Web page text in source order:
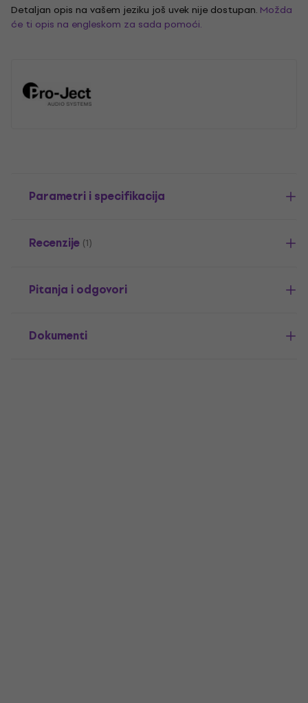
Detaljan opis na vašem jeziku još uvek nije dostupan. Možda
će ti opis na engleskom za sada pomoći.
Parametri i specifikacija
Recenzije (1)
Pitanja i odgovori
Dokumenti